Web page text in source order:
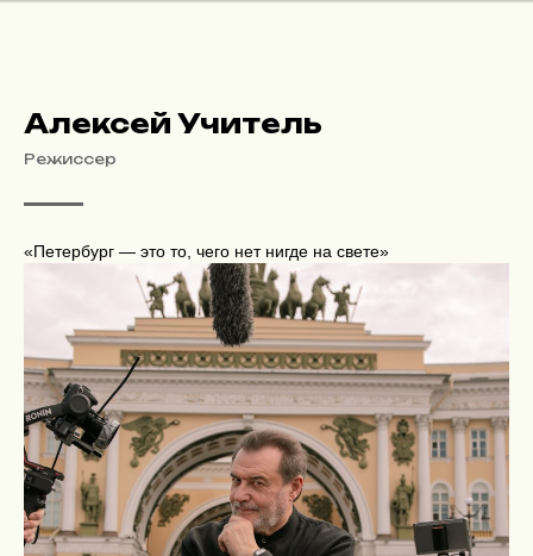
Алексей Учитель
Режиссер
«Петербург — это то, чего нет нигде на свете»